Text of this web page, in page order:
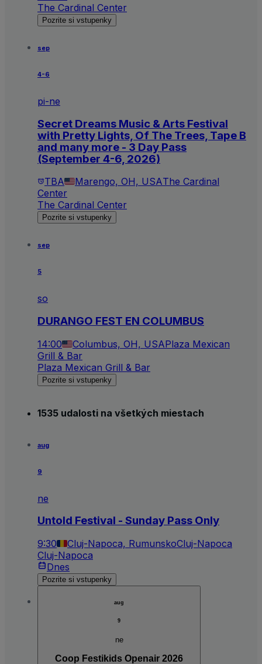
The Cardinal Center
Pozrite si vstupenky
sep
4-6
pi-ne
Secret Dreams Music & Arts Festival
with Pretty Lights, Of The Trees, Tape B
and many more - 3 Day Pass
(September 4-6, 2026)
TBA Marengo, OH, USAThe Cardinal
Center
The Cardinal Center
Pozrite si vstupenky
sep
5
so
DURANGO FEST EN COLUMBUS
14:00 Columbus, OH, USAPlaza Mexican
Grill & Bar
Plaza Mexican Grill & Bar
Pozrite si vstupenky
1535 udalosti na všetkých miestach
aug
9
ne
Untold Festival - Sunday Pass Only
9:30 Cluj-Napoca, RumunskoCluj-Napoca
Cluj-Napoca
Dnes
Pozrite si vstupenky
aug
9
ne
Coop Festikids Openair 2026